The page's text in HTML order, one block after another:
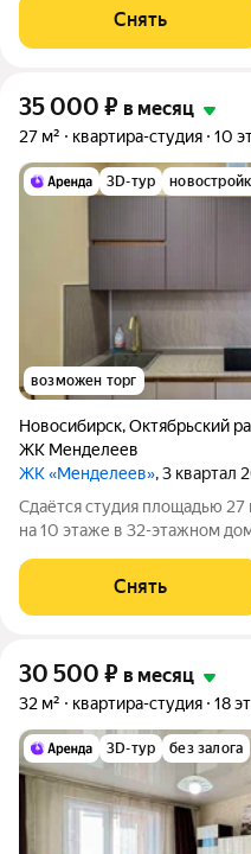
Стиральная машина Холодильник Микроволновка Пылесос
Дом - кирпичный, окна
Снять
35 000 ₽ в месяц
27 м² квартира-студия 10
3D-тур
возможен торг
Новосибирск,Октябрьский
ЖК Менделеев
ЖК «Менделеев», 3 квартал
Сдаётся студия площадью
на 10 этаже в 32-этажном
Микроволновка Дом -
консьерж. В подъезде 3
Снять
30 500 ₽ в месяц
32 м² квартира-студия 18
3D-тур без залога